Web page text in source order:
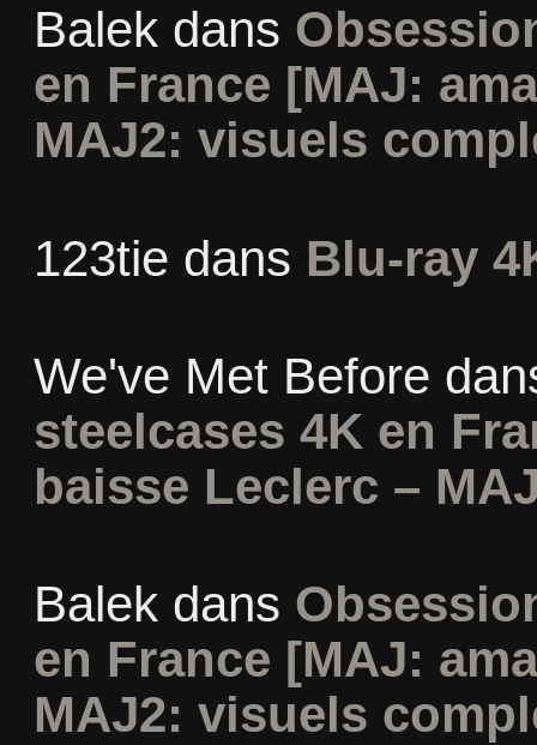
Balekdans
en France [MAJ:
MAJ2: visuels
123tie dans Blu-ray
We've Met Before
steelcases 4K en
baisse Leclerc –
Balekdans
en France [MAJ:
MAJ2: visuels